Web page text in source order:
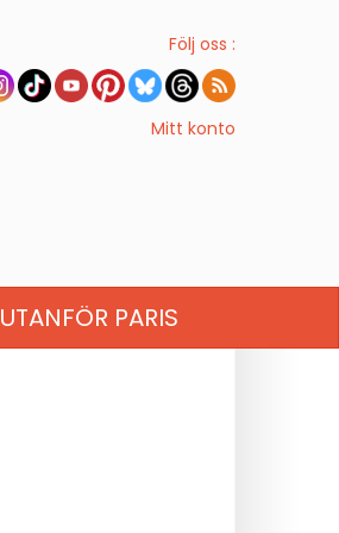
Följ oss :
Mitt konto
UTANFÖR PARIS